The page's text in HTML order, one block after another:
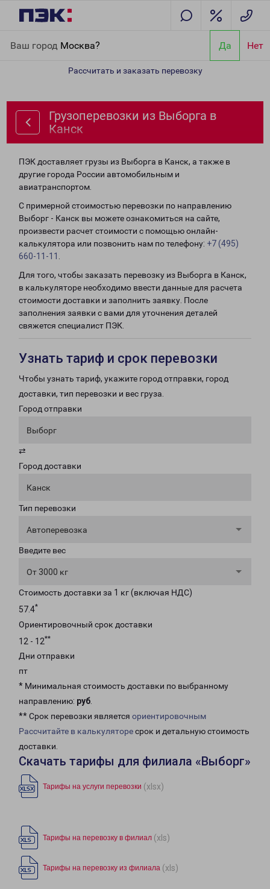
Ваш город Москва? Да Нет
Рассчитать и заказать перевозку
Грузоперевозки из Выборга в
Канск
ПЭК доставляет грузы из Выборга в Канск, а также в
другие города России автомобильным и
авиатранспортом.
С примерной стоимостью перевозки по направлению
Выборг - Канск вы можете ознакомиться на сайте,
произвести расчет стоимости с помощью онлайн-
калькулятора или позвонить нам по телефону: +7 (495)
660-11-11
Для того, чтобы заказать перевозку из Выборга в Канск,
в калькуляторе необходимо ввести данные для расчета
стоимости доставки и заполнить заявку. После
заполнения заявки с вами для уточнения деталей
свяжется специалист ПЭК.
Узнать тариф и срок перевозки
Чтобы узнать тариф, укажите город отправки, город
доставки, тип перевозки и вес груза.
Город отправки
Выборг
⇄
Город доставки
Канск
Тип перевозки
Автоперевозка
Введите вес
От 3000 кг
Стоимость доставки за 1 кг (включая НДС)
57.4*
Ориентировочный срок доставки
12 - 12**
Дни отправки
пт
* Минимальная стоимость доставки по выбранному
направлению: руб.
** Срок перевозки является ориентировочным
Рассчитайте в калькуляторесрок и детальную стоимость
доставки.
Скачать тарифы для филиала «Выборг»
Тарифы на услуги перевозки (xlsx)
Тарифы на перевозку в филиал (xls)
Тарифы на перевозку из филиала (xls)